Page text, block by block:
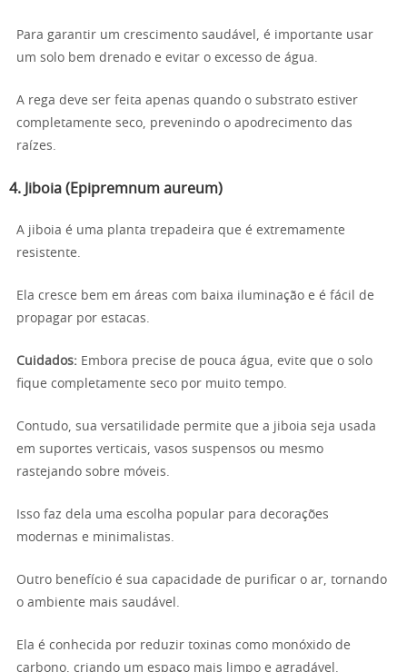
Para garantir um crescimento saudável, é importante usar
um solo bem drenado e evitar o excesso de água.
A rega deve ser feita apenas quando o substrato estiver
completamente seco, prevenindo o apodrecimento das
raízes.
4. Jiboia (Epipremnum aureum)
A jiboia é uma planta trepadeira que é extremamente
resistente.
Ela cresce bem em áreas com baixa iluminação e é fácil de
propagar por estacas.
Cuidados: Embora precise de pouca água, evite que o solo
fique completamente seco por muito tempo.
Contudo, sua versatilidade permite que a jiboia seja usada
em suportes verticais, vasos suspensos ou mesmo
rastejando sobre móveis.
Isso faz dela uma escolha popular para decorações
modernas e minimalistas.
Outro benefício é sua capacidade de purificar o ar, tornando
o ambiente mais saudável.
Ela é conhecida por reduzir toxinas como monóxido de
carbono, criando um espaço mais limpo e agradável.